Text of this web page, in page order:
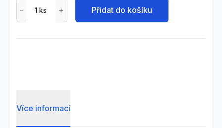
Přidat do košíku
Více informací